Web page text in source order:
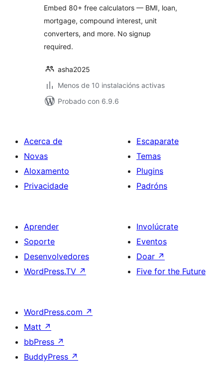
Embed 80+ free calculators — BMI, loan,
mortgage, compound interest, unit
converters, and more. No signup
required.
asha2025
Menos de 10 instalacións activas
Probado con 6.9.6
Acerca de
Novas
Aloxamento
Privacidade
Escaparate
Temas
Plugins
Padróns
Aprender
Soporte
Desenvolvedores
WordPress.TV ↗
Involúcrate
Eventos
Doar ↗
Five for the Future
WordPress.com ↗
Matt ↗
bbPress ↗
BuddyPress ↗